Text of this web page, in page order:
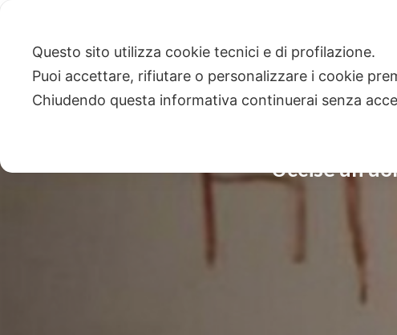
Uccise un
Questo sito utilizza cookie tecnici e di profilazione.
Puoi accettare, rifiutare o personalizzare i cookie
Chiudendo questa informativa continuerai senza